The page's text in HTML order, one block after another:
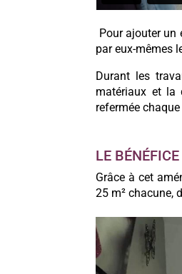
Pour ajouter un
par eux-mêmes
Durant les
matériaux et la
refermée chaque
LE
Grâce à cet
25 m² chacune,